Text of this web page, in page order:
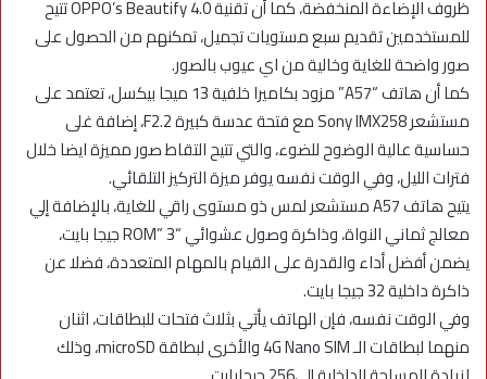
ظروف الإضاءة المنخفضة، كما أن تقنية OPPO’s Beautify 4.0 تتيح
للمستخدمين تقديم سبع مستويات تجميل، تمكنهم من الحصول على
صور واضحة للغاية وخالية من اي عيوب بالصور.
كما أن هاتف “A57” مزود بكاميرا خلفية 13 ميجا بيكسل، تعتمد على
مستشعر Sony IMX258 مع فتحة عدسة كبيرة F2.2، إضافة غلى
حساسية عالية الوضوح للضوء، والتي تتيح التقاط صور مميزة ايضا خلال
فترات الليل، وفي الوقت نفسه يوفر ميزة التركيز التلقائي.
يتيح هاتف A57 مستشعر لمس ذو مستوى راقي للغاية، بالإضافة إلي
معالج ثماني النواة، وذاكرة وصول عشوائي “ROM” 3 جيجا بايت،
يضمن أفضل أداء والقدرة على القيام بالمهام المتعددة، فضلا عن
ذاكرة داخلية 32 جيجا بايت.
وفي الوقت نفسه، فإن الهاتف يأتي بثلاث فتحات للبطاقات، اثنان
منهما لبطاقات الـ 4G Nano SIM والأخرى لبطاقة microSD، وذلك